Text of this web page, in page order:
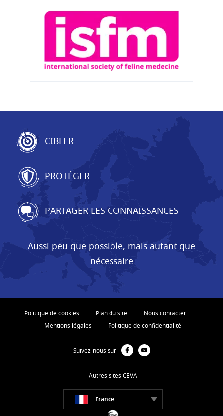
CIBLER
PROTÉGER
PARTAGER LES CONNAISSANCES
Aussi peu que possible, mais autant que
nécessaire
Politique de cookies Plan du site
Nous contacter
Mentions légales
Politique de confidentialité
Suivez-nous sur
Autres sites CEVA
France